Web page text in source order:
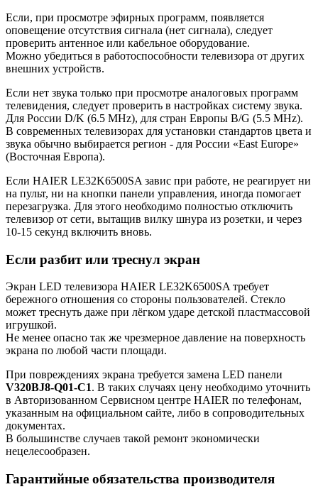
Если, при просмотре эфирных программ, появляется
оповещение отсутствия сигнала (нет сигнала), следует
проверить антенное или кабельное оборудование.
Можно убедиться в работоспособности телевизора от других
внешних устройств.
Если нет звука только при просмотре аналоговых программ
телевидения, следует проверить в настройках систему звука.
Для России D/K (6.5 MHz), для стран Европы B/G (5.5 MHz).
В современных телевизорах для установки стандартов цвета и
звука обычно выбирается регион - для России «East Europe»
(Восточная Европа).
Если HAIER LE32K6500SA завис при работе, не реагирует ни
на пульт, ни на кнопки панели управления, иногда помогает
перезагрузка. Для этого необходимо полностью отключить
телевизор от сети, вытащив вилку шнура из розетки, и через
10-15 секунд включить вновь.
Если разбит или треснул экран
Экран LED телевизора HAIER LE32K6500SA требует
бережного отношения со стороны пользователей. Стекло
может треснуть даже при лёгком ударе детской пластмассовой
игрушкой.
Не менее опасно так же чрезмерное давление на поверхность
экрана по любой части площади.
При повреждениях экрана требуется замена LED панели
V320BJ8-Q01-C1. В таких случаях цену необходимо уточнить
в Авторизованном Сервисном центре HAIER по телефонам,
указанным на официальном сайте, либо в сопроводительных
документах.
В большинстве случаев такой ремонт экономически
нецелесообразен.
Гарантийные обязательства производителя